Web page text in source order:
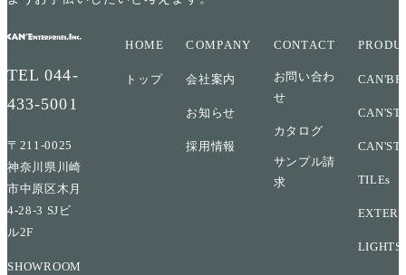
TEL044-
433-5001
〒211-0025
神奈川県川崎
市中原区木月
4-28-3 SJビ
ル2F
SHOWROOM
HOME
トップ
COMPANY
会社案内
お知らせ
採用情報
CONTACT
お問い合わ
せ
カタログ
サンプル請
求
TILEs
LIGHTS